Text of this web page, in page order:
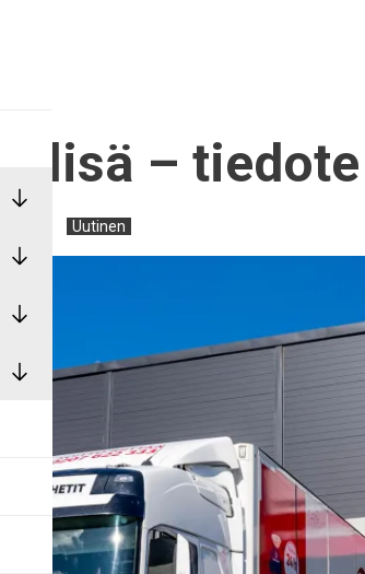
raportti
tilausportaaliin
(EU)
– tiedote
Uutinen